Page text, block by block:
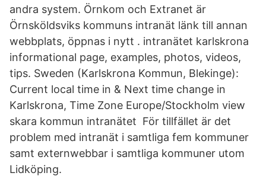
andra system. Örnkom och Extranet är
Örnsköldsviks kommuns intranät länk till annan
webbplats, öppnas i nytt . intranätet karlskrona
informational page, examples, photos, videos,
tips. Sweden (Karlskrona Kommun, Blekinge):
Current local time in & Next time change in
Karlskrona, Time Zone Europe/Stockholm view
skara kommun intranätet För tillfället är det
problem med intranät i samtliga fem kommuner
samt externwebbar i samtliga kommuner utom
Lidköping.